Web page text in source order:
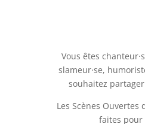
Vous êtes
slameur·se,
souhaitez
Les Scènes Ouvertes
faites pour